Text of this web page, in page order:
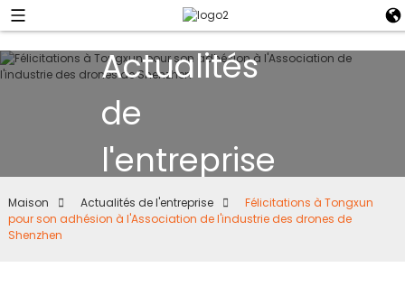
Actualités
de
l'entreprise
Maison Actualités de l'entreprise
Félicitations à Tongxun
pour son adhésion à l'Association de l'industrie des drones de
Shenzhen